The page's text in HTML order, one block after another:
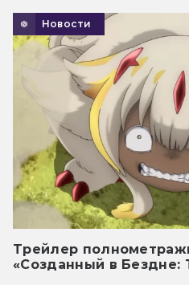
Новости
Трейлер
«Созданный в Бездне: